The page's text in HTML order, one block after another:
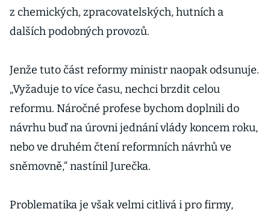
z chemických, zpracovatelských, hutních a
dalších podobných provozů.
Jenže tuto část reformy ministr naopak odsunuje.
„Vyžaduje to více času, nechci brzdit celou
reformu. Náročné profese bychom doplnili do
návrhu buď na úrovni jednání vlády koncem roku,
nebo ve druhém čtení reformních návrhů ve
sněmovně,“ nastínil Jurečka.
Problematika je však velmi citlivá i pro firmy,